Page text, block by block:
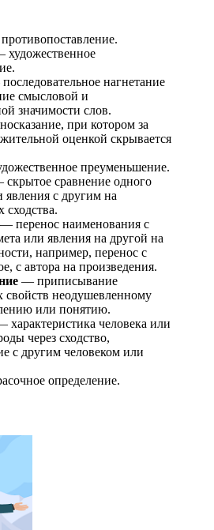
художественное
нагнетание
смысловой и
значимости слов.
при котором за
оценкой скрывается
преуменьшение.
сравнение одного
явления с другим на
сходства.
— перенос наименования с
или явления на другой на
например, перенос с
с автора на произведения.
— приписывание
свойств неодушевленному
или понятию.
характеристика человека или
через сходство,
с другим человеком или
определение.